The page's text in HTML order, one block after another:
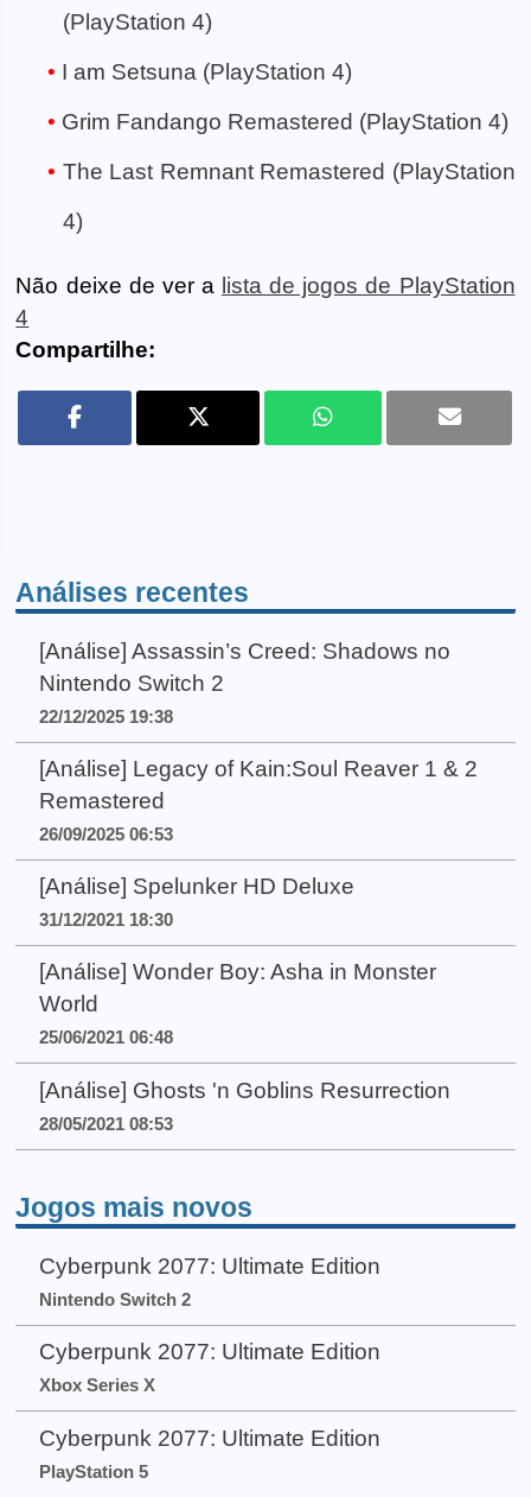
(PlayStation 4)
I am Setsuna (PlayStation 4)
Grim Fandango Remastered (PlayStation 4)
The Last Remnant Remastered (PlayStation
4)
Não deixe de ver a lista de jogos de PlayStation
4
Compartilhe:
Análises recentes
[Análise] Assassin’s Creed: Shadows no
Nintendo Switch 2
22/12/2025 19:38
[Análise] Legacy of Kain:Soul Reaver 1 & 2
Remastered
26/09/2025 06:53
[Análise] Spelunker HD Deluxe
31/12/2021 18:30
[Análise] Wonder Boy: Asha in Monster
World
25/06/2021 06:48
[Análise] Ghosts 'n Goblins Resurrection
28/05/2021 08:53
Jogos mais novos
Cyberpunk 2077: Ultimate Edition
Nintendo Switch 2
Cyberpunk 2077: Ultimate Edition
Xbox Series X
Cyberpunk 2077: Ultimate Edition
PlayStation 5